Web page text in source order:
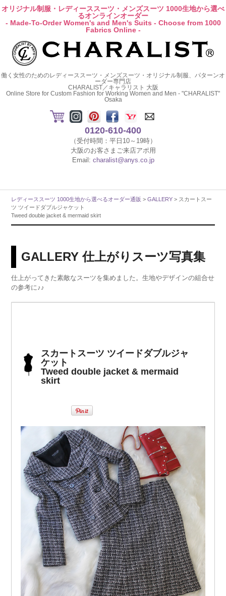
オリジナル制服・レディーススーツ・メンズスーツ 1000生地から選べ
るオンラインオーダー
- Made-To-Order Women's and Men's Suits - Choose from 1000
Fabrics Online -
働く女性のためのレディーススーツ・メンズスーツ・オリジナル制服、パターンオ
ーダー専門店
CHARALIST／キャラリスト 大阪
Online Store for Custom Fashion for Working Women and Men - "CHARALIST"
Osaka
0120-610-400
（受付時間：平日10～19時）
大阪のお客さまご来店アポ用
Email: charalist@anys.co.jp
レディーススーツ 1000生地から選べるオーダー通販 >GALLERY > スカートスー
ツ ツイードダブルジャケット
Tweed double jacket & mermaid skirt
GALLERY 仕上がりスーツ写真集
仕上がってきた素敵なスーツを集めました。生地やデザインの組合せ
の参考に♪♪
スカートスーツ ツイードダブルジャ
ケット
Tweed double jacket & mermaid
skirt